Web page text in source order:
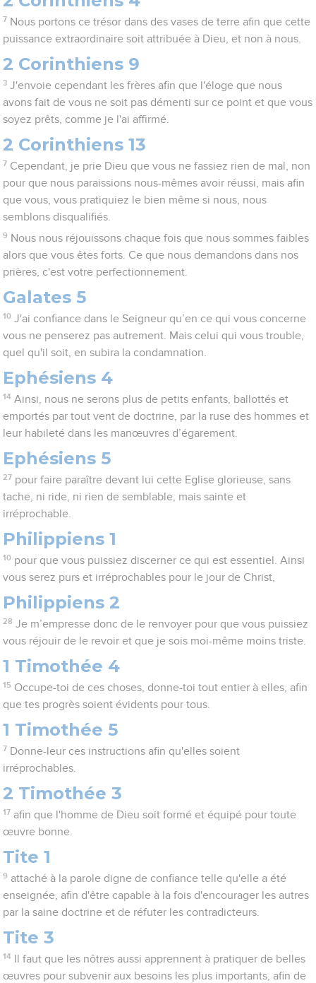
7 Nous portons ce trésor dans des vases de terre afin que cette
puissance extraordinaire soit attribuée à Dieu, et non à nous.
2 Corinthiens 9
3 J'envoie cependant les frères afin que l'éloge que nous
avons fait de vous ne soit pas démenti sur ce point et que vous
soyez prêts, comme je l'ai affirmé.
2 Corinthiens 13
7 Cependant, je prie Dieu que vous ne fassiez rien de mal, non
pour que nous paraissions nous-mêmes avoir réussi, mais afin
que vous, vous pratiquiez le bien même si nous, nous
semblons disqualifiés.
9 Nous nous réjouissons chaque fois que nous sommes faibles
alors que vous êtes forts. Ce que nous demandons dans nos
prières, c'est votre perfectionnement.
Galates 5
10 J'ai confiance dans le Seigneur qu’en ce qui vous concerne
vous ne penserez pas autrement. Mais celui qui vous trouble,
quel qu'il soit, en subira la condamnation.
Ephésiens 4
14 Ainsi, nous ne serons plus de petits enfants, ballottés et
emportés par tout vent de doctrine, par la ruse des hommes et
leur habileté dans les manœuvres d’égarement.
Ephésiens 5
27 pour faire paraître devant lui cette Eglise glorieuse, sans
tache, ni ride, ni rien de semblable, mais sainte et
irréprochable.
Philippiens 1
10 pour que vous puissiez discerner ce qui est essentiel. Ainsi
vous serez purs et irréprochables pour le jour de Christ,
Philippiens 2
28 Je m’empresse donc de le renvoyer pour que vous puissiez
vous réjouir de le revoir et que je sois moi-même moins triste.
1 Timothée 4
15 Occupe-toi de ces choses, donne-toi tout entier à elles, afin
que tes progrès soient évidents pour tous.
1 Timothée 5
7 Donne-leur ces instructions afin qu'elles soient
irréprochables.
2 Timothée 3
17 afin que l'homme de Dieu soit formé et équipé pour toute
œuvre bonne.
Tite 1
9 attaché à la parole digne de confiance telle qu'elle a été
enseignée, afin d'être capable à la fois d'encourager les autres
par la saine doctrine et de réfuter les contradicteurs.
Tite 3
14
Il faut que les nôtres aussi apprennent à pratiquer de belles
œuvres pour subvenir aux besoins les plus importants, afin de